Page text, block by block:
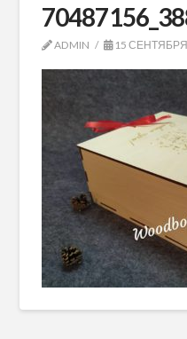
ADMIN 15